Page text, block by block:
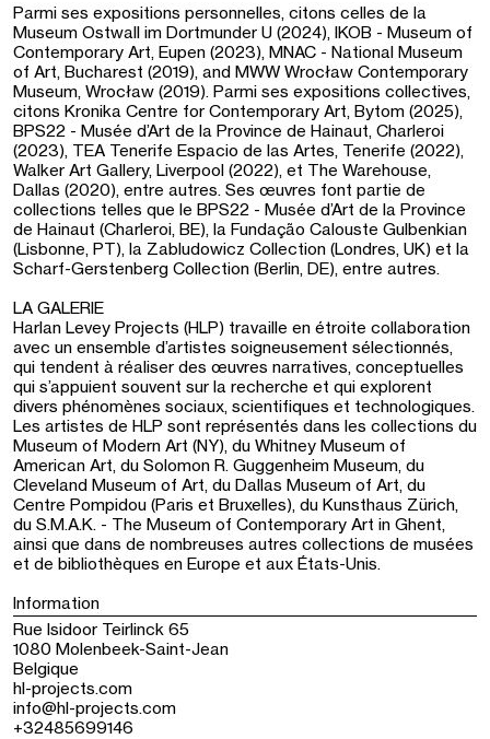
Parmi ses expositions personnelles, citons celles de la
Museum Ostwall im Dortmunder U (2024), IKOB - Museum of
Contemporary Art, Eupen (2023), MNAC - National Museum
of Art, Bucharest (2019), and MWW Wrocław Contemporary
Museum, Wrocław (2019). Parmi ses expositions collectives,
citons Kronika Centre for Contemporary Art, Bytom (2025),
BPS22 - Musée d’Art de la Province de Hainaut, Charleroi
(2023), TEA Tenerife Espacio de las Artes, Tenerife (2022),
Walker Art Gallery, Liverpool (2022), et The Warehouse,
Dallas (2020), entre autres. Ses œuvres font partie de
collections telles que le BPS22 - Musée d’Art de la Province
de Hainaut (Charleroi, BE), la Fundação Calouste Gulbenkian
(Lisbonne, PT), la Zabludowicz Collection (Londres, UK) et la
Scharf-Gerstenberg Collection (Berlin, DE), entre autres.
LA GALERIE
Harlan Levey Projects (HLP) travaille en étroite collaboration
avec un ensemble d’artistes soigneusement sélectionnés,
qui tendent à réaliser des œuvres narratives, conceptuelles
qui s’appuient souvent sur la recherche et qui explorent
divers phénomènes sociaux, scientifiques et technologiques.
Les artistes de HLP sont représentés dans les collections du
Museum of Modern Art (NY), du Whitney Museum of
American Art, du Solomon R. Guggenheim Museum, du
Cleveland Museum of Art, du Dallas Museum of Art, du
Centre Pompidou (Paris et Bruxelles), du Kunsthaus Zürich,
du S.M.A.K. - The Museum of Contemporary Art in Ghent,
ainsi que dans de nombreuses autres collections de musées
et de bibliothèques en Europe et aux États-Unis.
Information
Rue Isidoor Teirlinck 65
1080 Molenbeek-Saint-Jean
Belgique
hl-projects.com
info@hl-projects.com
+32485699146